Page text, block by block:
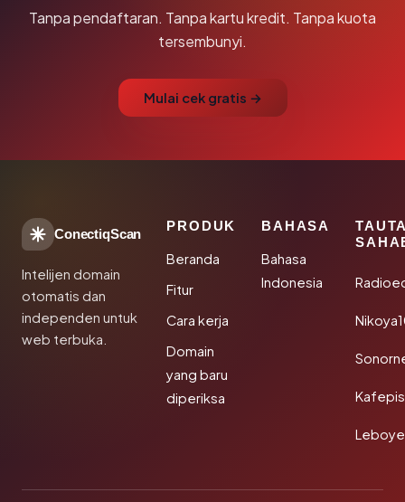
Tanpa pendaftaran. Tanpa kartu kredit. Tanpa kuota
tersembunyi.
Mulai cek gratis →
ConectiqScan
Intelijen domain
otomatis dan
independen untuk
web terbuka.
PRODUK
Beranda
Fitur
Cara kerja
Domain
yang baru
diperiksa
BAHASA
Bahasa
Indonesia